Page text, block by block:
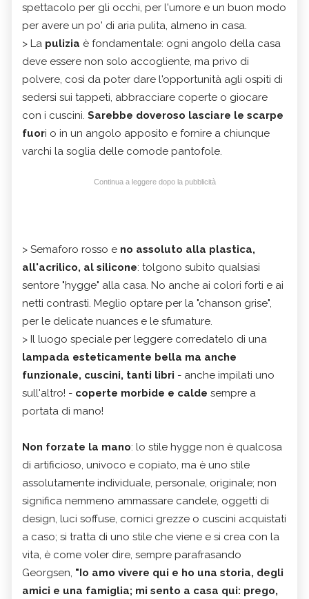
spettacolo per gli occhi, per l'umore e un buon modo
per avere un po' di aria pulita, almeno in casa.
> La pulizia è fondamentale: ogni angolo della casa
deve essere non solo accogliente, ma privo di
polvere, così da poter dare l'opportunità agli ospiti di
sedersi sui tappeti, abbracciare coperte o giocare
con i cuscini. Sarebbe doveroso lasciare le scarpe
fuori o in un angolo apposito e fornire a chiunque
varchi la soglia delle comode pantofole.
Continua a leggere dopo la pubblicità
> Semaforo rosso e no assoluto alla plastica,
all'acrilico, al silicone: tolgono subito qualsiasi
sentore "hygge" alla casa. No anche ai colori forti e ai
netti contrasti. Meglio optare per la "chanson grise",
per le delicate nuances e le sfumature.
> Il luogo speciale per leggere corredatelo di una
lampada esteticamente bella ma anche
funzionale, cuscini, tanti libri - anche impilati uno
sull'altro! - coperte morbide e calde sempre a
portata di mano!
Non forzate la mano: lo stile hygge non è qualcosa
di artificioso, univoco e copiato, ma è uno stile
assolutamente individuale, personale, originale; non
significa nemmeno ammassare candele, oggetti di
design, luci soffuse, cornici grezze o cuscini acquistati
a caso; si tratta di uno stile che viene e si crea con la
vita, è come voler dire, sempre parafrasando
Georgsen, "Io amo vivere qui e ho una storia, degli
amici e una famiglia; mi sento a casa qui: prego,